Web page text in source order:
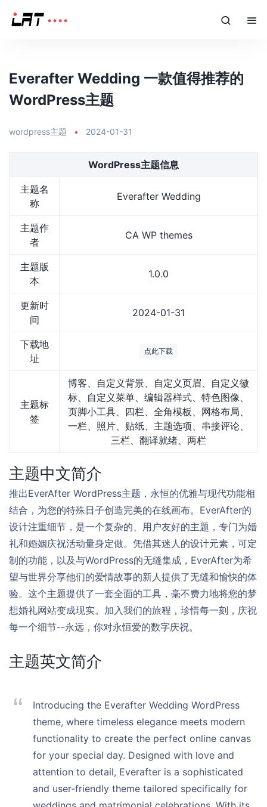
Everafter Wedding 一款值得推荐的
WordPress主题
wordpress主题 • 2024-01-31
WordPress主题信息
主题名
称
Everafter Wedding
主题作
者
CA WP themes
主题版
本
1.0.0
更新时
间
2024-01-31
下载地
址
点此下载
主题标
签
博客、自定义背景、自定义页眉、自定义徽
标、自定义菜单、编辑器样式、特色图像、
页脚小工具、四栏、全角模板、网格布局、
一栏、照片、贴纸、主题选项、串接评论、
三栏、翻译就绪、两栏
主题中文简介
推出EverAfter WordPress主题，永恒的优雅与现代功能相
结合，为您的特殊日子创造完美的在线画布。EverAfter的
设计注重细节，是一个复杂的、用户友好的主题，专门为婚
礼和婚姻庆祝活动量身定做。凭借其迷人的设计元素，可定
制的功能，以及与WordPress的无缝集成，EverAfter为希
望与世界分享他们的爱情故事的新人提供了无缝和愉快的体
验。这个主题提供了一套全面的工具，毫不费力地将您的梦
想婚礼网站变成现实。加入我们的旅程，珍惜每一刻，庆祝
每一个细节--永远，你对永恒爱的数字庆祝。
主题英文简介
Introducing the Everafter Wedding WordPress
theme, where timeless elegance meets modern
functionality to create the perfect online canvas
for your special day. Designed with love and
attention to detail, Everafter is a sophisticated
and user-friendly theme tailored specifically for